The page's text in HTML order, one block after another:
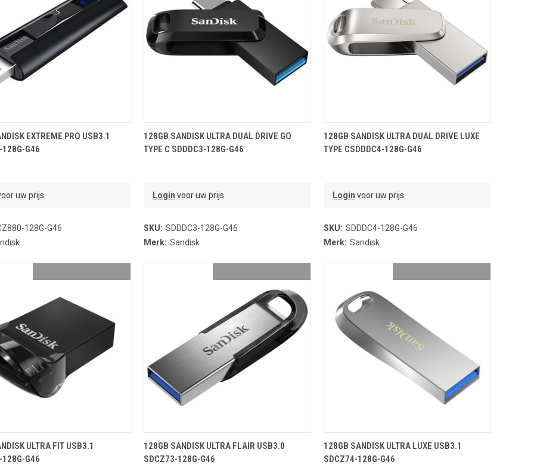
AAN WINKELMANDJE
EXTREME PRO USB3.1
G46
uw prijs
128G-G46
TOEVOEGEN AAN WINKELMANDJE
128GB SANDISK ULTRA DUAL DRIVE GO
TYPE C SDDDC3-128G-G46
Login voor uw prijs
SKU: SDDDC3-128G-G46
Merk: Sandisk
TOEVOEGEN AAN WINKELMANDJE
128GB SANDISK ULTRA DUAL DRIVE LUXE
TYPE CSDDDC4-128G-G46
Login voor uw prijs
SKU: SDDDC4-128G-G46
Merk: Sandisk
AAN WINKELMANDJE
ULTRA FIT USB3.1
G46
TOEVOEGEN AAN WINKELMANDJE
128GB SANDISK ULTRA FLAIR USB3.0
SDCZ73-128G-G46
TOEVOEGEN AAN WINKELMANDJE
128GB SANDISK ULTRA LUXE USB3.1
SDCZ74-128G-G46